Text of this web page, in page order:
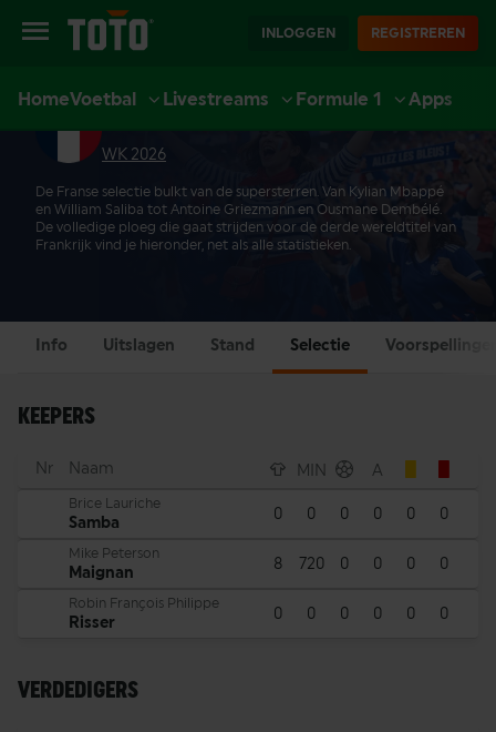
INLOGGEN REGISTREREN
HomeVoetbal Livestreams Formule 1 Apps
FRANKRIJK SELECTIE
WK 2026
De Franse selectie bulkt van de supersterren. Van Kylian Mbappé
en William Saliba tot Antoine Griezmann en Ousmane Dembélé.
De volledige ploeg die gaat strijden voor de derde wereldtitel van
Frankrijk vind je hieronder, net als alle statistieken.
Info Uitslagen Stand Selectie
KEEPERS
Nr Naam MIN A
Brice Lauriche
Samba 0 0 0 0 0 0
Mike Peterson
Maignan 8 720 0 0 0 0
Robin François Philippe
Risser 0 0 0 0 0 0
VERDEDIGERS